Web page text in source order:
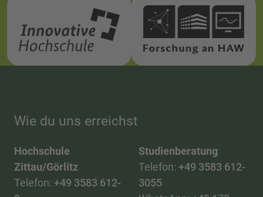
Wie du uns erreichst
Hochschule
Zittau/Görlitz
Telefon: +49 3583 612-
Studienberatung
Telefon: +49 3583 612-
3055